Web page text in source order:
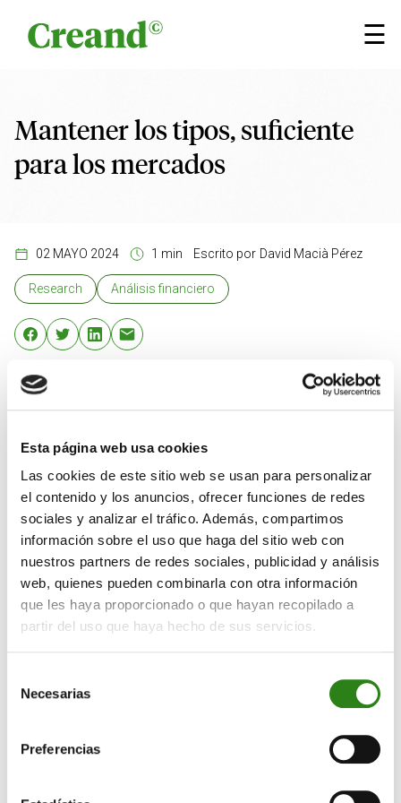
Esta página web usa cookies
Las cookies de este sitio web se usan para personalizar
el contenido y los anuncios, ofrecer funciones de redes
sociales y analizar el tráfico. Además, compartimos
información sobre el uso que haga del sitio web con
nuestros partners de redes sociales, publicidad y análisis
web, quienes pueden combinarla con otra información
que les haya proporcionado o que hayan recopilado a
partir del uso que haya hecho de sus servicios.
Necesarias
Preferencias
☰
×
Mantener los tipos, suficiente
para los mercados
02 MAYO 2024 1 min Escrito por David Macià Pérez
Research Análisis financiero
Sin cambios en los tipos oficiales (nadie imaginaba
otra cosa), la atención estaba centrada ayer en el
mensaje que daría Powell, y hubo cierto alivio al
no acompañan en absoluto, la Fed no contempla subir
más los tipos de interés, al menos de momento.
Además, anunció que levanta el pie del acelerador en la
reducción del balance, lo que los inversores se
tomaron de inicio también como buenas noticias. El
S&P500 rebotó con fuerza de primeras, para luego
deshacer todo lo ganado.
Causa cierta perplejidad que los inversores hayan
Nos sigue pareciendo que la realidad es que en EEUU,
con una mayor flexibilidad de la política monetaria.